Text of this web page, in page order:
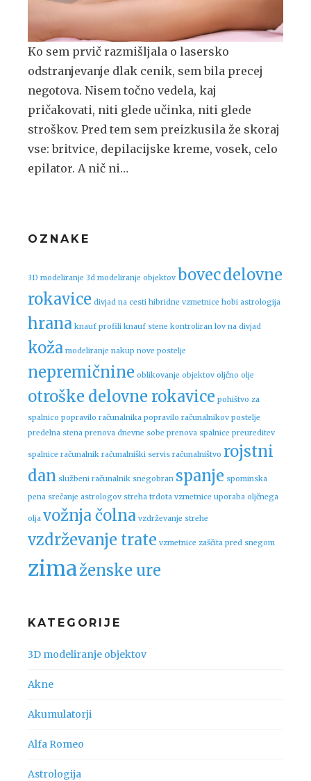
Ko sem prvič razmišljala o lasersko
odstranjevanje dlak cenik, sem bila precej
negotova. Nisem točno vedela, kaj
pričakovati, niti glede učinka, niti glede
stroškov. Pred tem sem preizkusila že skoraj
vse: britvice, depilacijske kreme, vosek, celo
epilator. A nič ni…
OZNAKE
3D modeliranje 3d modeliranje objektov bovecdelovne
rokavice divjad na cesti hibridne vzmetnice hobi astrologija
hrana knauf profili knauf stene kontroliran lov na divjad
koža modeliranje nakup nove postelje
nepremičnine oblikovanje objektov oljčno olje
otroške delovne rokavice pohištvo za
spalnico popravilo računalnika popravilo računalnikov postelje
predelna stena prenova dnevne sobe prenova spalnice preureditev
spalnice računalnik računalniški servis računalništvo rojstni
dan službeni računalnik snegobran spanje spominska
pena srečanje astrologov streha trdota vzmetnice uporaba oljčnega
olja vožnja čolna vzdrževanje strehe
vzdrževanje trate vzmetnice zaščita pred snegom
zimaženske ure
KATEGORIJE
3D modeliranje objektov
Akne
Akumulatorji
Alfa Romeo
Astrologija